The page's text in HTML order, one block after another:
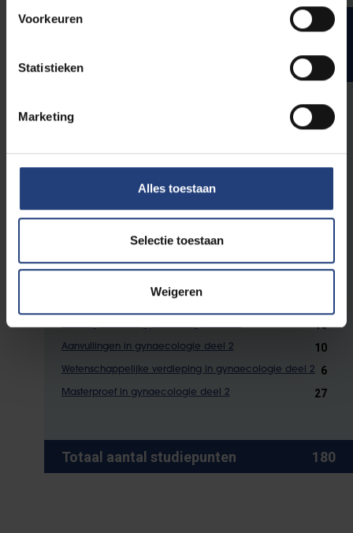
Voorkeuren
Statistieken
Marketing
Alles toestaan
Selectie toestaan
Weigeren
Niveau EXPERT PLUS –
5
Studiepunten
Je volgt deze vakken doorlopend in
officieel in voor deze vakken in specialisatiejaar
Probleemoplossend vermogen in gynecologie deel 2
10
Aanvullingen in gynaecologie deel 2 10
Wetenschappelijke verdieping in gynaecologie deel 2 6
Masterproef in gynaecologie deel 2 27
Totaal aantal studiepunten 180